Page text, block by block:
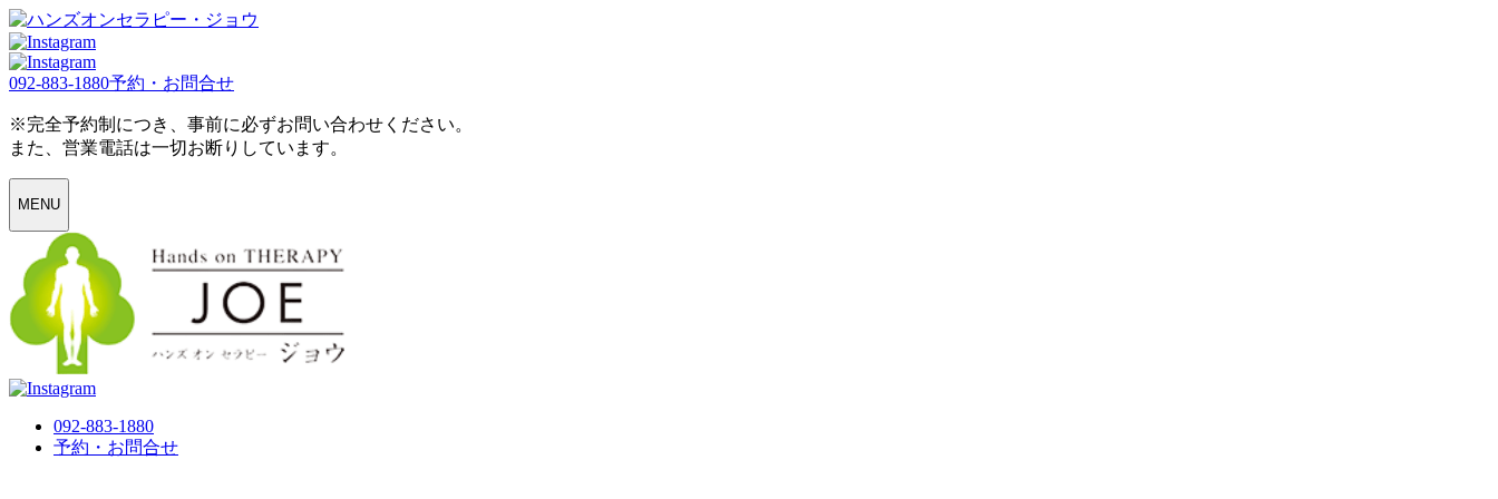
092-883-1880予約・お問合せ
※完全予約制につき、事前に必ずお問い合わせください。
また、営業電話は一切お断りしています。
MENU
092-883-1880
予約・お問合せ